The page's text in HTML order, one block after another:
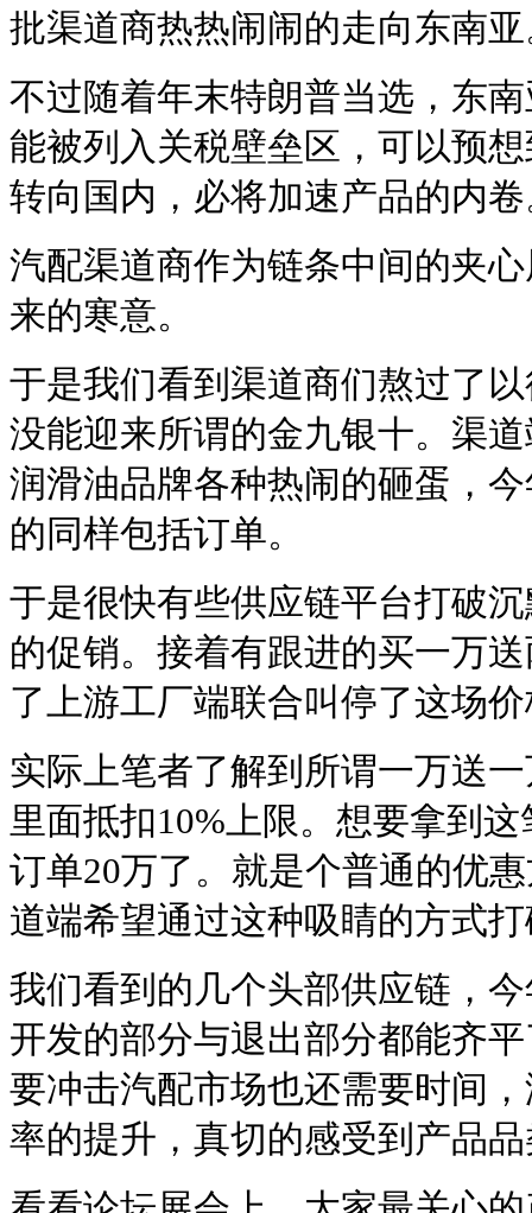
批渠道商热热闹闹的走向东南
不过随着年末特朗普当选，东
能被列入关税壁垒区，可以预
转向国内，必将加速产品的内
汽配渠道商作为链条中间的夹
来的寒意。
于是我们看到渠道商们熬过了
没能迎来所谓的金九银十。渠
润滑油品牌各种热闹的砸蛋，
的同样包括订单。
于是很快有些供应链平台打破
的促销。接着有跟进的买一万
了上游工厂端联合叫停了这场
实际上笔者了解到所谓一万送
里面抵扣10%上限。想要拿到
订单20万了。就是个普通的优
道端希望通过这种吸睛的方式
我们看到的几个头部供应链，
开发的部分与退出部分都能齐
要冲击汽配市场也还需要时间
率的提升，真切的感受到产品